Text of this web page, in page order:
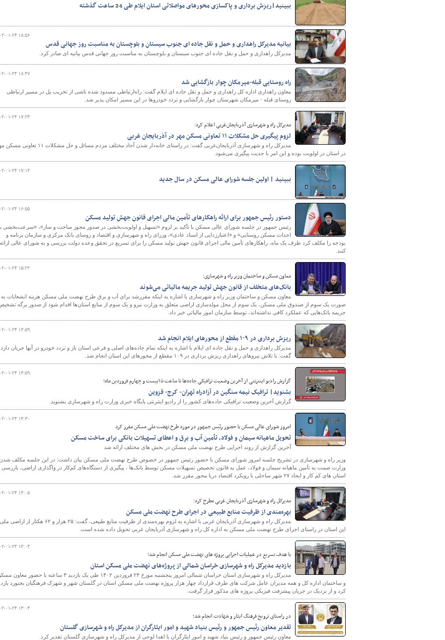
شهرسازی
ببینید|ریزش برداری و پاکسازی محورهای مواصلاتی استان ایلام طی 24 ساعت گذشته
۱۴۰۲-۰۱-۲۴
بیانیه مدیرکل راهداری و حمل و نقل جاده ای جنوب سیستان و بلوچستان به مناسبت روز جهانی قدس
مدیرکل راهداری و حمل و نقل جاده ای جنوب سیستان و بلوچستان به مناسبت روز جهانی قدس بیانیه ای صادر کرد.
۱۴۰۲-۰۱-۲۴
راه روستایی قبله-میرمکان چوار بازگشایی شد
معاون راهداری اداره کل راهداری و حمل و نقل جاده ای ایلام گفت: راه‌ارتباطی مسدود شده ناشی از تخریب پل در مسیر ارتباطی
روستای قبله - میرمکان شهرستان چوار بازگشایی و تردد خودروها در این مسیر امکان پذیر شد.
۱۴۰۲-۰۱-۲۴
مدیرکل راه و شهرسازی آذربایجان‌غربی اعلام کرد:
لزوم پیگیری حل مشکلات ۱۱ تعاونی مسکن مهر در آذربایجان غربی
مدیرکل راه و شهرسازی آذربایجان‌غربی گفت: در راستای خانه‌دار شدن آحاد مختلف مردم مسائل و حل مشکلات ۱۱
در استان در اولویت بوده و این امر با جدیت پیگیری می‌شود.
۱۴۰۲-۰۱-۲۴
ببینید | اولین جلسه شورای عالی مسکن در سال جدید
۱۴۰۲-۰۱-۲۴
دستور رئیس جمهور برای ارائه راهکارهای تأمین مالی اجرای قانون جهش تولید مسکن
رئیس جمهور در جلسه شورای‌ عالی مسکن با تأکید بر لزوم «تسهیل و اولویت‌بخشی در صدور مجوز ساخت و ساز»، «سرعت‌بخشی
احداث مسکن روستایی» و «اعتبارزدایی از اسناد عادی»، وزرای راه و شهرسازی و اقتصاد و روسای بانک مرکزی و سازمان برنامه و
بودجه را مکلف کرد ظرف یک ماه، راهکارهای تأمین مالی اجرای قانون جهش تولید مسکن را برای تسریع در تحقق وعده دولت بررسی و به شورای عالی ارائه
کنند.
۱۴۰۲-۰۱-۲۴
معاون مسکن و ساختمان وزیر راه و شهرسازی:
بانک‌های متخلف از قانون جهش تولید جریمه مالیاتی می‌شوند
معاون مسکن و ساختمان وزیر راه و شهرسازی با اشاره به اینکه مقررشد برای آب و برق طرح نهضت ملی مسکن هزینه انشعابات به
صورت یک سوم از صندوق ملی مسکن، یک سوم از محل مولدسازی اراضی متعلق به وزارت نیرو و یک سوم از منابع استان‌ها اقدام شود از صدور برگه
جریمه بانک‌هایی که عملکرد کافی نداشته‌اند، توسط سازمان امور مالیاتی خبر داد.
۱۴۰۲-۰۱-۲۴
ریزش برداری در ۱۰۹ مقطع از محورهای ایلام انجام شد
مدیرکل راهداری و حمل و نقل جاده ای ایلام با اشاره به اینکه تمام جاده‌های اصلی و فرعی استان باز و تردد خودرو در آنها جریان
گفت: با تلاش نیروهای راهداری ریزش برداری در ۱۰۹ مقطع از محورهای این استان انجام شد.
۱۴۰۲-۰۱-۲۴
گزارش رادیو اینترنتی از آخرین وضعیت ترافیکی جاده‌ها تا ساعت ۱۵بیست‌ و چهارم فروردین ماه؛
بشنوید| ترافیک نیمه سنگین در آزادراه تهران- کرج- قزوین
گزارش آخرین وضعیت ترافیکی جاده‌های کشور را از رادیو اینترنتی پایگاه خبری وزارت راه و شهرسازی بشنوید.
۱۴۰۲-۰۱-۲۴
امروز شورای عالی مسکن با حضور رئیس جمهور در مورد طرح نهضت ملی مسکن مقرر کرد
تحویل ماهیانه سیمان و فولاد، تأمین آب و برق و اعطای تسهیلات بانکی برای ساخت مسکن
آخرین گزارش از روند اجرایی طرح نهضت ملی مسکن در بخش های مختلف ارائه شد
وزیر راه و شهرسازی در تشریح جلسه امروز شورای مسکن با حضور رئیس جمهور در خصوص طرح نهضت ملی مسکن بیان داشت: در این جلسه مکلف
وزارت صمت به تأمین ماهیانه سیمان و فولاد، عمل به قانون تخصیص تسهیلات مسکن توسط بانک‌ها ، پیگیری از دستگاه‌های کم‌کار در واگذاری اراضی، بازرسی
استان های کم کار و ایجاد ۲۷ شهر ساحلی با رویکرد اقتصاد دریا محور مقرر شد.
۱۴۰۲-۰۱-۲۴
مدیرکل راه و شهرسازی آذربایجان غربی مطرح کرد:
بهره‌مندی از ظرفیت منابع طبیعی در اجرای طرح نهضت ملی مسکن
مدیرکل راه و شهرسازی آذربایجان غربی با اشاره به لزوم‌ بهره‌مندی از ظرفیت منابع طبیعی، گفت: ۲۵ هزار و ۶۲ هکتار از اراضی ملی
این استان در راستای اجرای طرح نهضت ملی مسکن به اداره کل راه و شهرسازی آذربایجان غربی تحویل داده شده است.
۱۴۰۲-۰۱-۲۴
با هدف تسریع در عملیات اجرایی پروژه های نهضت ملی مسکن انجام شد؛
بازدید مدیرکل راه و شهرسازی خراسان شمالی از پروژه‌های نهضت ملی مسکن استان
مدیرکل راه و شهرسازی استان خراسان شمالی امروز پنجشنبه مورخ ۲۴ فروردین ۱۴۰۲ طی یک بازدید ۳ ساعته با حضور
و ساختمان اداره کل و همه مدیران عامل شرکت های طرف قرارداد چهار هزار پروژه نهضت ملی مسکن استان در گلستان شهر و شهرک فرهنگیان بجنورد
کرد و از نزدیک در جریان پیشرفت فیزیکی پروژه های مذکور قرار گرفت.
۱۴۰۲-۰۱-۲۴
در راستای ترویج فرهنگ ایثار و شهادت انجام شد؛
تقدیر معاون رئیس جمهور و رئیس بنیاد شهید و امور ایثارگران از مدیرکل راه و شهرسازی گلستان
معاون رئیس جمهور و رئیس بنیاد شهید و امور ایثارگران با اهدا لوحی از مدیرکل راه و شهرسازی گلستان تقدیر کرد.